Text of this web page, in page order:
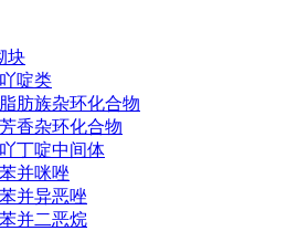
块
吖啶类
脂肪族杂环化合物
芳香杂环化合物
吖丁啶中间体
苯并咪唑
苯并异恶唑
苯并二恶烷